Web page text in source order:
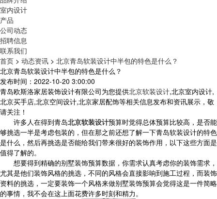
室内设计
产品
公司动态
招聘信息
联系我们
首页 > 动态资讯 > 北京青岛软装设计中半包的特色是什么？
北京青岛软装设计中半包的特色是什么？
发布时间：2022-10-20 3:00:00
青岛欧斯洛家居装饰设计有限公司为您提供北京软装设计,北京室内设计,
北京买手店,北京空间设计,北京家居配饰等相关信息发布和资讯展示，敬
请关注！
许多人在得到青岛北京软装设计预算时觉得总体预算比较高，是否能
够挑选一半是考虑包装的，但在那之前还想了解一下青岛软装设计的特色
是什么，然后再挑选是否能给我们带来很好的装饰作用，以下这些方面是
值得了解的。
想要得到精确的别墅装饰预算数据，你需求认真考虑你的装饰需求，
尤其是他们装饰风格的挑选，不同的风格会直接影响到施工过程，而装饰
资料的挑选，一定要装饰一个风格来做别墅装饰预算会觉得这是一件简略
的事情，我不会在这上面花费许多时刻和精力。